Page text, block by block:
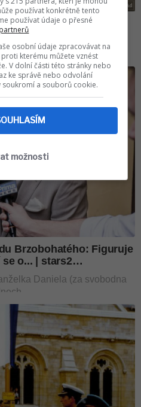
používat konkrétně tento
používat údaje o přesné
osobní údaje zpracovávat na
kterému můžete vznést
V dolní části této stránky nebo
ke správě nebo odvolání
soukromí a souborů cookie.
možnosti